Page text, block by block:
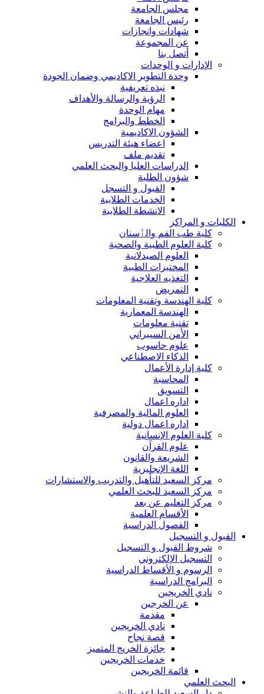
مجلس الجامعة
رئيس الجامعة
شهادات وانجازات
عن المجموعة
أتصل بنا
الإدارات و الوحدات
وحدة التطوير الاكاديمي وضمان الجودة
نبذه تعريفية
الرؤية والرسالة والأهداف
مهام الوحدة
الخطط والبرامج
الشؤون الاكاديمية
اعضاء هيئة التدريس
تقديم ملف
الدراسات العليا والبحث العلمي
شؤون الطلبة
القبول و التسجل
الخدمات الطلابية
الانشطة الطلابية
الكليات و المراكز
كلية طب الفم والٲسنان
كلية العلوم الطبية والصحية
العلوم الصيدلانية
المختبرات الطبية
التغذيه العلاجية
التمريض
كلية الهندسة وتقنية المعلومات
الهندسة المعمارية
تقنية معلومات
الأمن السيبراني
علوم حاسوب
الذكاء الاصطناعي
كلية إدارة الأعمال
المحاسبة
التسويق
اداره اعمال
العلوم المالية والمصرفية
اداره اعمال دولية
كلية العلوم الإنسانية
علوم القرآن
الشريعة والقانون
اللغة الإنجليزية
مركز السعيد للتأهيل والتدريب والاستشارات
مركز السعيد للبحث العلمي
مركز التعليم عن بعد
الأقسام العلمية
الفصول الدراسية
القبول و التسجيل
شروط القبول و التسجيل
التسجيل الإلكتروني
الرسوم و الأقساط الدراسية
البرامج الدراسية
نادي الخريجين
عن الخرجين
مقدمة
نادي الخريجين
قصة نجاح
جائزة الخريج المتميز
خدمات الخريجين
قائمة الخريجين
البحث العلمي